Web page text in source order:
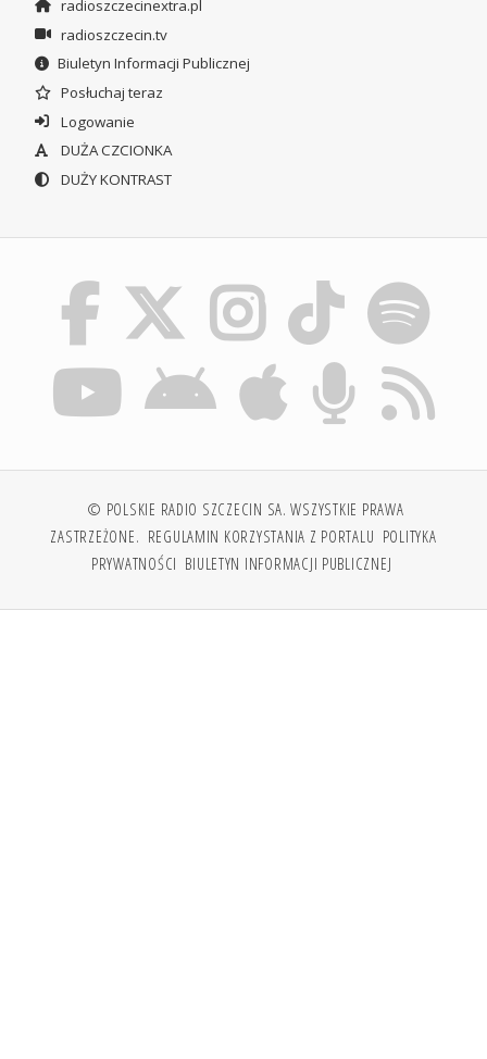
radioszczecinextra.pl
radioszczecin.tv
Biuletyn Informacji Publicznej
Posłuchaj teraz
Logowanie
DUŻA CZCIONKA
DUŻY KONTRAST
© POLSKIE RADIO SZCZECIN SA. WSZYSTKIE PRAWA
ZASTRZEŻONE. REGULAMIN KORZYSTANIA Z PORTALU POLITYKA
PRYWATNOŚCI BIULETYN INFORMACJI PUBLICZNEJ